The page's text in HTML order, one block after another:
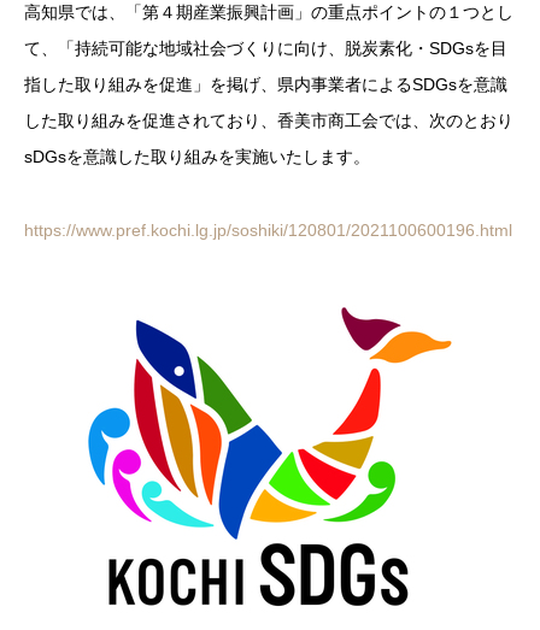
高知県では、「第４期産業振興計画」の重点ポイントの１つとし
て、「持続可能な地域社会づくりに向け、脱炭素化・SDGsを目
指した取り組みを促進」を掲げ、県内事業者によるSDGsを意識
した取り組みを促進されており、香美市商工会では、次のとおり
sDGsを意識した取り組みを実施いたします。
https://www.pref.kochi.lg.jp/soshiki/120801/2021100600196.html